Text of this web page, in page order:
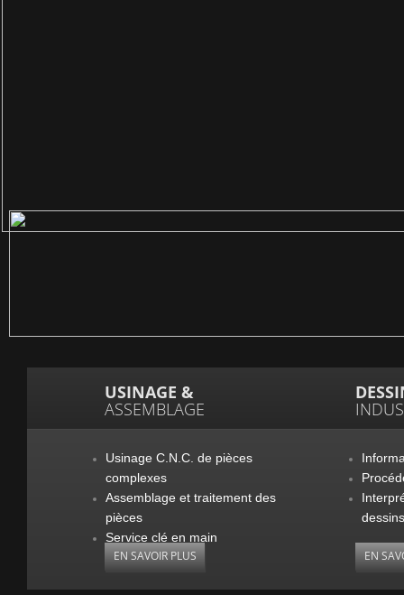
USINAGE &
ASSEMBLAGE
EN
EN SAVOIR PLUS
Usinage C.N.C. de pièces
complexes
Assemblage et traitement des
pièces
Service clé en main
dessins